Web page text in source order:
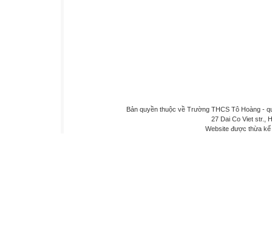
Bản quyền thuộc về Trường THCS Tô Hoàng -
27 Dai Co Viet str.,
Website được thừa